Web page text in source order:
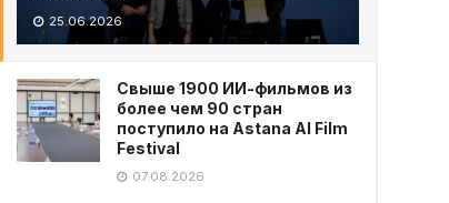
25.06.2026
Свыше 1900 ИИ-фильмов из
более чем 90 стран
поступило на Astana AI Film
Festival
07.08.2026